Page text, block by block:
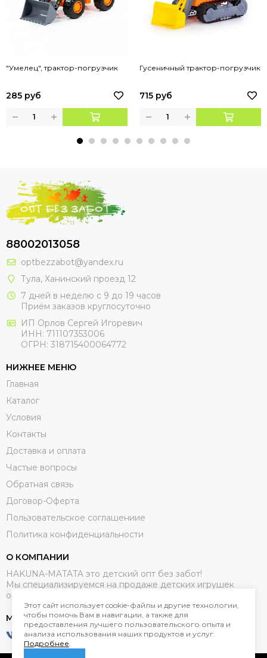
"Умелец", трактор-погрузчик
285 руб
Гусеничный трактор-погрузчик
715 руб
88002013058
optbezzabot@yandex.ru
Тула, Ханинский проезд 12
7 дней в неделю с 9 до 19 часов
Приём заказов круглосуточно
ИП Орлов Сергей Игоревич
ИНН: 711107353006
ОГРН: 318715400064772
НИЖНЕЕ МЕНЮ
Главная
Каталог
Условия
Контакты
Доставка и оплата
Частые вопросы
Обратная связь
Договор-Оферта
Пользовательское соглашениие
Политика конфиденциальности
О КОМПАНИИ
HAKUNA-MATATA это детский опт без забот!
Мы специализируемся на продаже детских игрушек
оптом.
МЕССЕНДЖЕРЫ
Этот сайт использует cookie-файлы и другие технологии,
чтобы помочь Вам в навигации, а также для
предоставления лучшего пользовательского опыта и
анализа использования наших продуктов и услуг.
Подробнее.